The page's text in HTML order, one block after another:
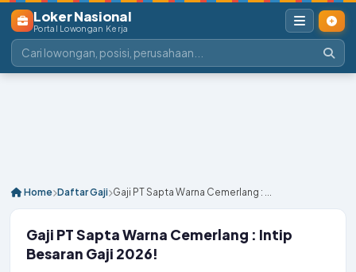
Loker Nasional
Portal Lowongan Kerja
Home Daftar Gaji Gaji PT Sapta Warna Cemerlang : ...
Gaji PT Sapta Warna Cemerlang : Intip
Besaran Gaji 2026!